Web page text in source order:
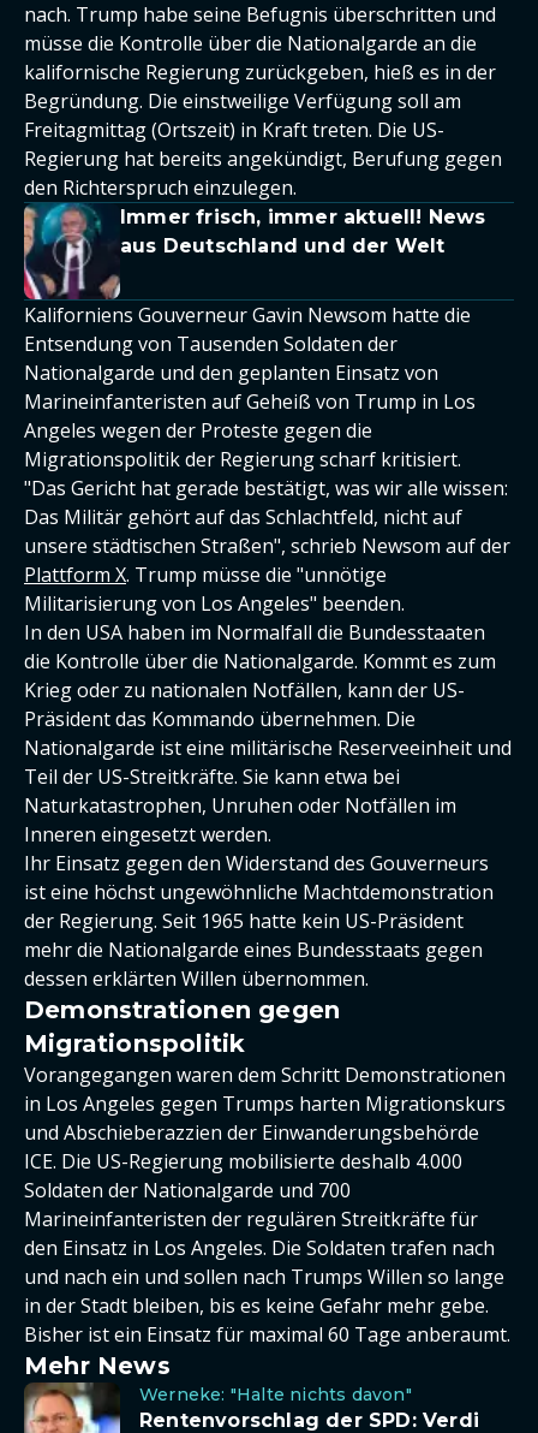
nach. Trump habe seine Befugnis überschritten und
müsse die Kontrolle über die Nationalgarde an die
kalifornische Regierung zurückgeben, hieß es in der
Begründung. Die einstweilige Verfügung soll am
Freitagmittag (Ortszeit) in Kraft treten. Die US-
Regierung hat bereits angekündigt, Berufung gegen
den Richterspruch einzulegen.
Immer frisch, immer aktuell! News
aus Deutschland und der Welt
Kaliforniens Gouverneur Gavin Newsom hatte die
Entsendung von Tausenden Soldaten der
Nationalgarde und den geplanten Einsatz von
Marineinfanteristen auf Geheiß von Trump in Los
Angeles wegen der Proteste gegen die
Migrationspolitik der Regierung scharf kritisiert.
"Das Gericht hat gerade bestätigt, was wir alle wissen:
Das Militär gehört auf das Schlachtfeld, nicht auf
unsere städtischen Straßen", schrieb Newsom auf der
Plattform X. Trump müsse die "unnötige
Militarisierung von Los Angeles" beenden.
In den USA haben im Normalfall die Bundesstaaten
die Kontrolle über die Nationalgarde. Kommt es zum
Krieg oder zu nationalen Notfällen, kann der US-
Präsident das Kommando übernehmen. Die
Nationalgarde ist eine militärische Reserveeinheit und
Teil der US-Streitkräfte. Sie kann etwa bei
Naturkatastrophen, Unruhen oder Notfällen im
Inneren eingesetzt werden.
Ihr Einsatz gegen den Widerstand des Gouverneurs
ist eine höchst ungewöhnliche Machtdemonstration
der Regierung. Seit 1965 hatte kein US-Präsident
mehr die Nationalgarde eines Bundesstaats gegen
dessen erklärten Willen übernommen.
Demonstrationen gegen
Migrationspolitik
Vorangegangen waren dem Schritt Demonstrationen
in Los Angeles gegen Trumps harten Migrationskurs
und Abschieberazzien der Einwanderungsbehörde
ICE. Die US-Regierung mobilisierte deshalb 4.000
Soldaten der Nationalgarde und 700
Marineinfanteristen der regulären Streitkräfte für
den Einsatz in Los Angeles. Die Soldaten trafen nach
und nach ein und sollen nach Trumps Willen so lange
in der Stadt bleiben, bis es keine Gefahr mehr gebe.
Bisher ist ein Einsatz für maximal 60 Tage anberaumt.
Mehr News
Werneke: "Halte nichts davon"
Rentenvorschlag der SPD: Verdi